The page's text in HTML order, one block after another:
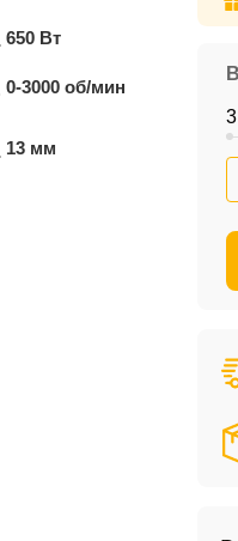
650 Вт
0-3000 об/мин
13 мм
3